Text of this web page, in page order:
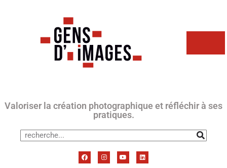
Valoriser la création photographique et réfléchir à ses
pratiques.